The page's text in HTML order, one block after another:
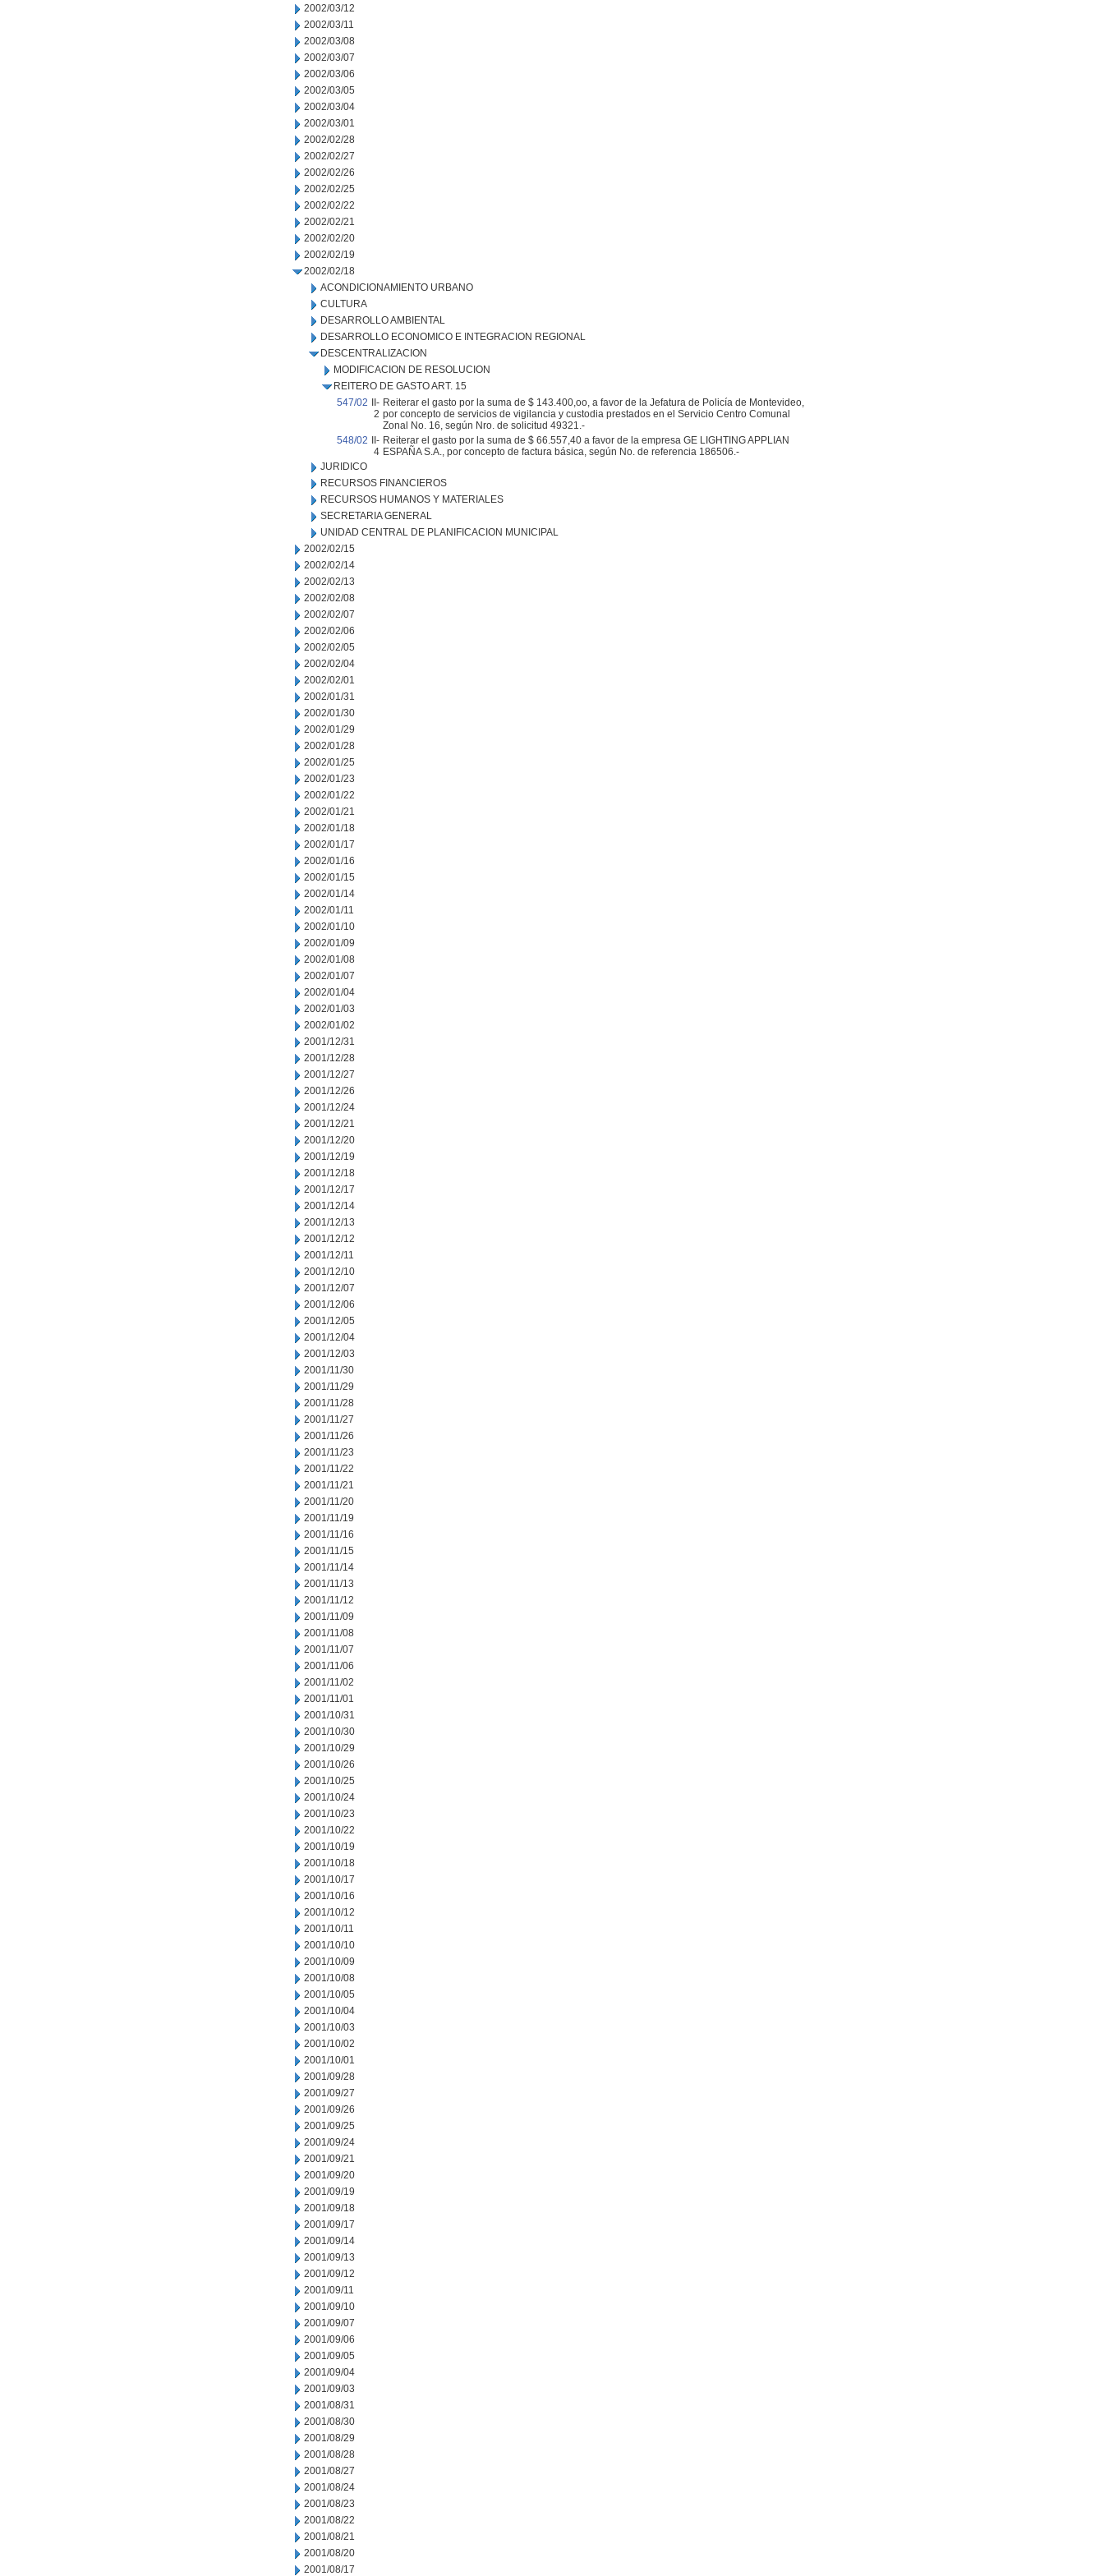
2002/03/12
2002/03/11
2002/03/08
2002/03/07
2002/03/06
2002/03/05
2002/03/04
2002/03/01
2002/02/28
2002/02/27
2002/02/26
2002/02/25
2002/02/22
2002/02/21
2002/02/20
2002/02/19
2002/02/18
ACONDICIONAMIENTO URBANO
CULTURA
DESARROLLO AMBIENTAL
DESARROLLO ECONOMICO E INTEGRACION REGIONAL
DESCENTRALIZACION
MODIFICACION DE RESOLUCION
REITERO DE GASTO ART. 15
547/02
II-
2
Reiterar el gasto por la suma de $ 143.400,oo, a favor de la Jefatura de Policía de Montevideo,
por concepto de servicios de vigilancia y custodia prestados en el Servicio Centro Comunal
Zonal No. 16, según Nro. de solicitud 49321.-
548/02
II-
4
Reiterar el gasto por la suma de $ 66.557,40 a favor de la empresa GE LIGHTING APPLIAN
ESPAÑA S.A., por concepto de factura básica, según No. de referencia 186506.-
JURIDICO
RECURSOS FINANCIEROS
RECURSOS HUMANOS Y MATERIALES
SECRETARIA GENERAL
UNIDAD CENTRAL DE PLANIFICACION MUNICIPAL
2002/02/15
2002/02/14
2002/02/13
2002/02/08
2002/02/07
2002/02/06
2002/02/05
2002/02/04
2002/02/01
2002/01/31
2002/01/30
2002/01/29
2002/01/28
2002/01/25
2002/01/23
2002/01/22
2002/01/21
2002/01/18
2002/01/17
2002/01/16
2002/01/15
2002/01/14
2002/01/11
2002/01/10
2002/01/09
2002/01/08
2002/01/07
2002/01/04
2002/01/03
2002/01/02
2001/12/31
2001/12/28
2001/12/27
2001/12/26
2001/12/24
2001/12/21
2001/12/20
2001/12/19
2001/12/18
2001/12/17
2001/12/14
2001/12/13
2001/12/12
2001/12/11
2001/12/10
2001/12/07
2001/12/06
2001/12/05
2001/12/04
2001/12/03
2001/11/30
2001/11/29
2001/11/28
2001/11/27
2001/11/26
2001/11/23
2001/11/22
2001/11/21
2001/11/20
2001/11/19
2001/11/16
2001/11/15
2001/11/14
2001/11/13
2001/11/12
2001/11/09
2001/11/08
2001/11/07
2001/11/06
2001/11/02
2001/11/01
2001/10/31
2001/10/30
2001/10/29
2001/10/26
2001/10/25
2001/10/24
2001/10/23
2001/10/22
2001/10/19
2001/10/18
2001/10/17
2001/10/16
2001/10/12
2001/10/11
2001/10/10
2001/10/09
2001/10/08
2001/10/05
2001/10/04
2001/10/03
2001/10/02
2001/10/01
2001/09/28
2001/09/27
2001/09/26
2001/09/25
2001/09/24
2001/09/21
2001/09/20
2001/09/19
2001/09/18
2001/09/17
2001/09/14
2001/09/13
2001/09/12
2001/09/11
2001/09/10
2001/09/07
2001/09/06
2001/09/05
2001/09/04
2001/09/03
2001/08/31
2001/08/30
2001/08/29
2001/08/28
2001/08/27
2001/08/24
2001/08/23
2001/08/22
2001/08/21
2001/08/20
2001/08/17